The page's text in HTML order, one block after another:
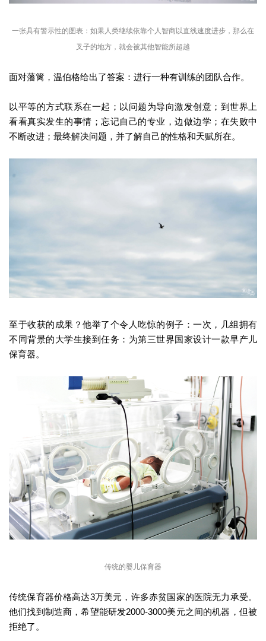
一张具有警示性的图表：如果人类继续依靠个人智商以直线速度进步，那么在
叉子的地方，就会被其他智能所超越
面对藩篱，温伯格给出了答案：进行一种有训练的团队合作。
以平等的方式联系在一起；以问题为导向激发创意；到世界上
看看真实发生的事情；忘记自己的专业，边做边学；在失败中
不断改进；最终解决问题，并了解自己的性格和天赋所在。
至于收获的成果？他举了个令人吃惊的例子：一次，几组拥有
不同背景的大学生接到任务：为第三世界国家设计一款早产儿
保育器。
传统的婴儿保育器
传统保育器价格高达3万美元，许多赤贫国家的医院无力承受。
他们找到制造商，希望能研发2000-3000美元之间的机器，但被
拒绝了。